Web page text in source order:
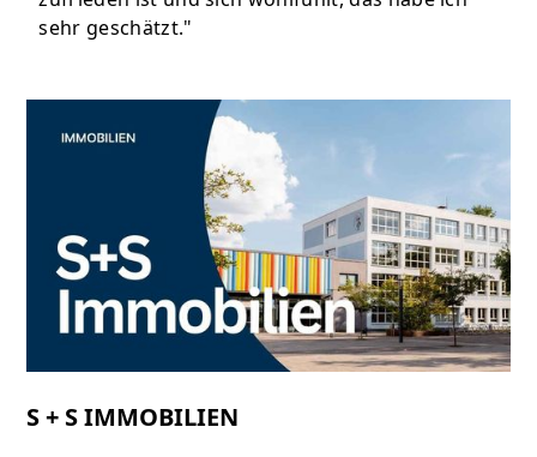
sehr geschätzt."
S + S IMMOBILIEN